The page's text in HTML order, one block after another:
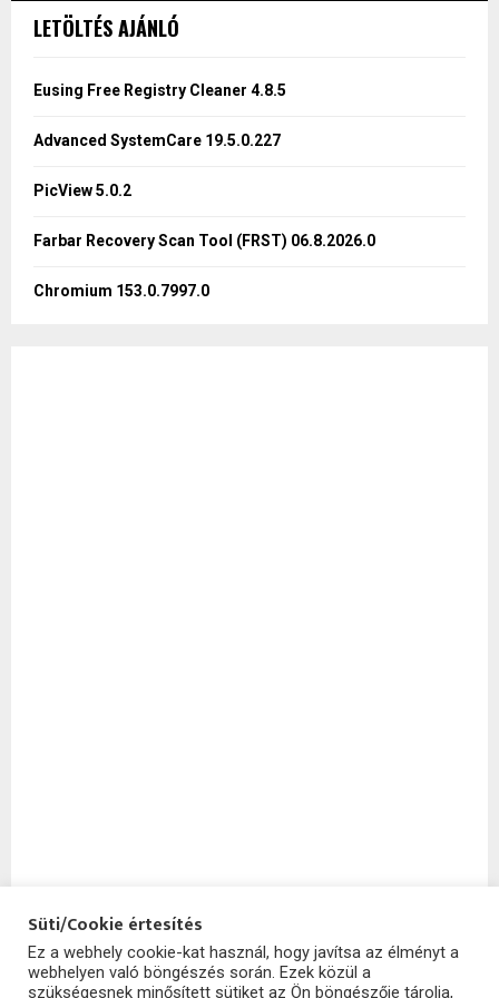
h
o
LETÖLTÉS AJÁNLÓ
Eusing Free Registry Cleaner 4.8.5
Advanced SystemCare 19.5.0.227
PicView 5.0.2
Farbar Recovery Scan Tool (FRST) 06.8.2026.0
Chromium 153.0.7997.0
Süti/Cookie értesítés
Ez a webhely cookie-kat használ, hogy javítsa az élményt a
webhelyen való böngészés során. Ezek közül a
szükségesnek minősített sütiket az Ön böngészője tárolja,